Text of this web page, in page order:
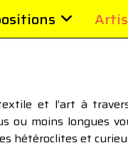
et l’art à
ou moins longues
hétéroclites et